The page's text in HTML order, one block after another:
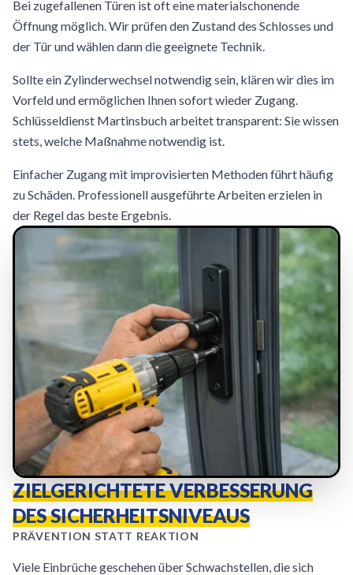
Bei zugefallenen Türen ist oft eine materialschonende
Öffnung möglich. Wir prüfen den Zustand des Schlosses und
der Tür und wählen dann die geeignete Technik.
Sollte ein Zylinderwechsel notwendig sein, klären wir dies im
Vorfeld und ermöglichen Ihnen sofort wieder Zugang.
Schlüsseldienst Martinsbuch arbeitet transparent: Sie wissen
stets, welche Maßnahme notwendig ist.
Einfacher Zugang mit improvisierten Methoden führt häufig
zu Schäden. Professionell ausgeführte Arbeiten erzielen in
der Regel das beste Ergebnis.
ZIELGERICHTETE VERBESSERUNG
DES SICHERHEITSNIVEAUS
PRÄVENTION STATT REAKTION
Viele Einbrüche geschehen über Schwachstellen, die sich